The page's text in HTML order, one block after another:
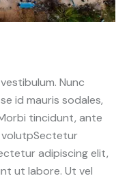
Nunc
id mauris sodales,
tincidunt, ante
adipiscing elit,
ut labore. Ut vel